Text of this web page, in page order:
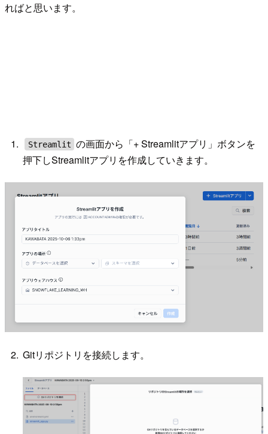
ればと思います。
Streamlit の画面から「+ Streamlitアプリ」ボタンを
押下しStreamlitアプリを作成していきます。
Gitリポジトリを接続します。